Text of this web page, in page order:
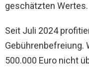
geschätzten Wertes.
Seit Juli 2024
Gebührenbefreiung.
500.000 Euro nicht